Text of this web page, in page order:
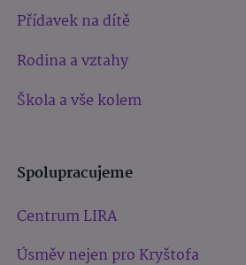
Přídavek na dítě
Rodina a vztahy
Škola a vše kolem
Spolupracujeme
Centrum LIRA
Úsměv nejen pro Kryštofa